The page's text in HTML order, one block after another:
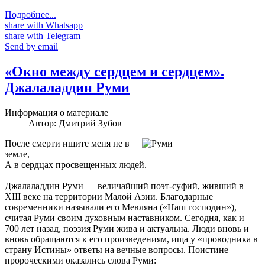
Подробнее...
share with Whatsapp
share with Telegram
Send by email
«Окно между сердцем и сердцем».
Джалаладдин Руми
Информация о материале
Автор: Дмитрий Зубов
После смерти ищите меня не в
земле,
А в сердцах просвещенных людей.
Джалаладдин Руми — величайший поэт-суфий, живший в
ХIII веке на территории Малой Азии. Благодарные
современники называли его Мевляна («Наш господин»),
считая Руми своим духовным наставником. Cегодня, как и
700 лет назад, поэзия Руми жива и актуальна. Люди вновь и
вновь обращаются к его произведениям, ища у «проводника в
страну Истины» ответы на вечные вопросы. Поистине
пророческими оказались слова Руми: